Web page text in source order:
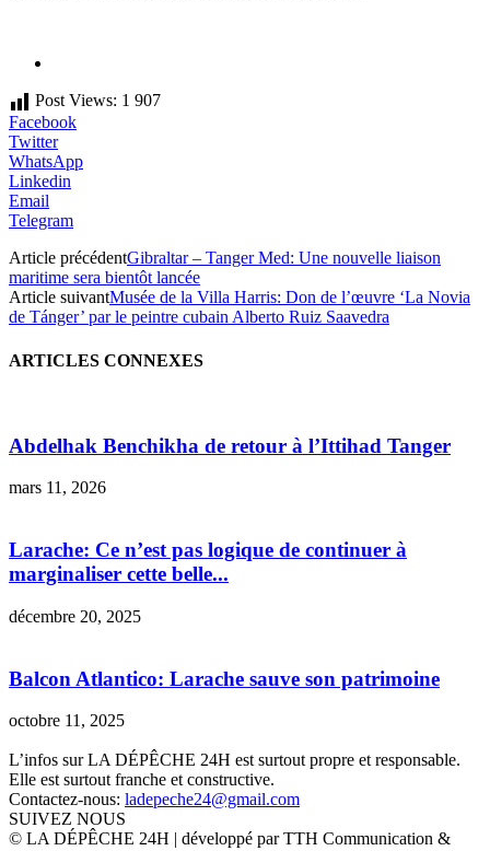
Post Views: 1 907
Facebook
Twitter
WhatsApp
Linkedin
Email
Telegram
Article précédentGibraltar – Tanger Med: Une nouvelle liaison
maritime sera bientôt lancée
Article suivantMusée de la Villa Harris: Don de l’œuvre ‘La Novia
de Tánger’ par le peintre cubain Alberto Ruiz Saavedra
ARTICLES CONNEXES
Abdelhak Benchikha de retour à l’Ittihad Tanger
mars 11, 2026
Larache: Ce n’est pas logique de continuer à
marginaliser cette belle...
décembre 20, 2025
Balcon Atlantico: Larache sauve son patrimoine
octobre 11, 2025
L’infos sur LA DÉPÊCHE 24H est surtout propre et responsable.
Elle est surtout franche et constructive.
Contactez-nous: ladepeche24@gmail.com
SUIVEZ NOUS
© LA DÉPÊCHE 24H | développé par TTH Communication &